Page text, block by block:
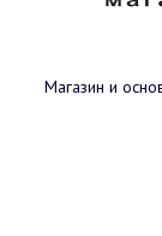
Магазин и